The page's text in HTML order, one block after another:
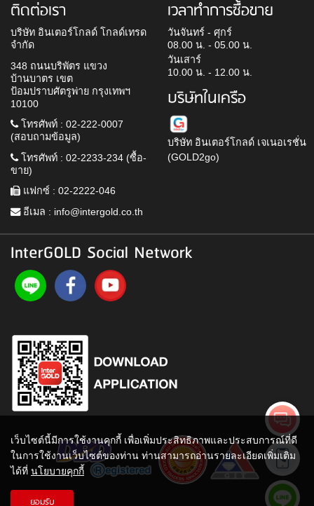
ติดต่อเรา
บริษัท อินเตอร์โกลด์ โกลด์เทรด
จำกัด
348 ถนนบริพัตร แขวง
บ้านบาตร เขต
ป้อมปราบศัตรูพ่าย กรุงเทพฯ
10100
โทรศัพท์ : 02-222-0007
(สอบถามข้อมูล)
โทรศัพท์ : 02-2233-234 (ซื้อ-
ขาย)
แฟกซ์ : 02-2222-046
อีเมล : info@intergold.co.th
เวลาทำการซื้อขาย
วันจันทร์ - ศุกร์
08.00 น. - 05.00 น.
วันเสาร์
10.00 น. - 12.00 น.
บริษัทในเครือ
บริษัท อินเตอร์โกลด์ เจเนอเรชั่น
(GOLD2go)
InterGOLD Social Network
เว็บไซต์นี้มีการใช้งานคุกกี้ เพื่อเพิ่มประสิทธิภาพและประสบการณ์ที่ดี
ในการใช้งานเว็บไซต์ของท่าน ท่านสามารถอ่านรายละเอียดเพิ่มเติม
ได้ที่ นโยบายคุกกี้
ยอมรับ